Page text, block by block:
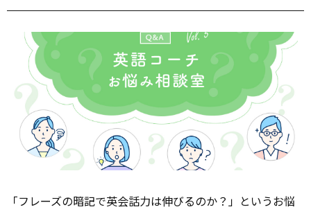
「フレーズの暗記で英会話力は伸びるのか？」というお悩